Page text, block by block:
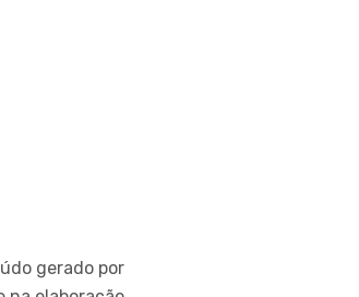
gerado por